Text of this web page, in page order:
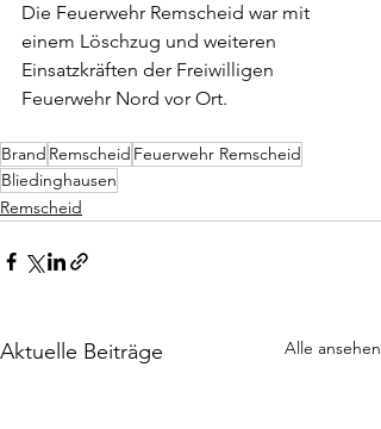
Die Feuerwehr Remscheid war mit
einem Löschzug und weiteren
Einsatzkräften der Freiwilligen
Feuerwehr Nord vor Ort.
Brand Remscheid Feuerwehr Remscheid
Bliedinghausen
Remscheid
Aktuelle Beiträge Alle ansehen